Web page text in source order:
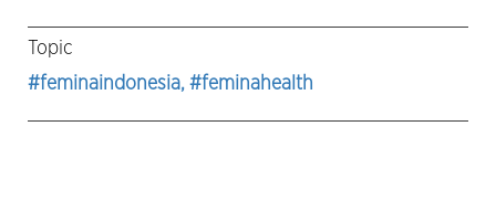
Topic
#feminaindonesia, #feminahealth